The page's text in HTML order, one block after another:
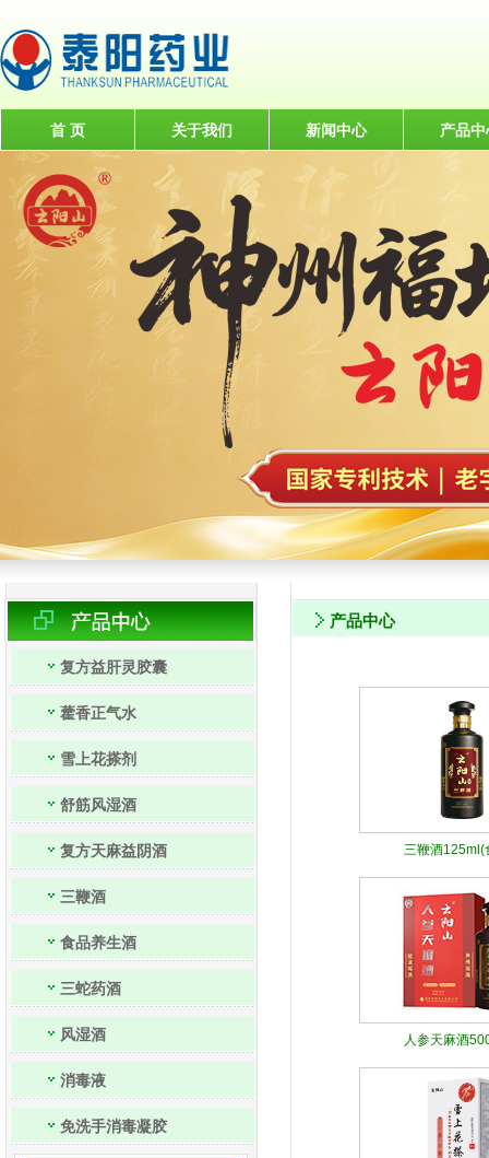
首 页 关于我们 新闻中心 产品中
复方益肝灵胶囊
藿香正气水
雪上花搽剂
舒筋风湿酒
复方天麻益阴酒
三鞭酒
食品养生酒
三蛇药酒
风湿酒
消毒液
免洗手消毒凝胶
产品中心
三鞭酒125ml(
人参天麻酒